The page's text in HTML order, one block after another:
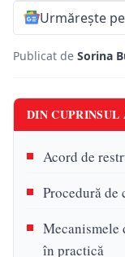
Urmărește
Publicat de Sorina
DIN
Acord de
Procedură
Mecanismele
în practică